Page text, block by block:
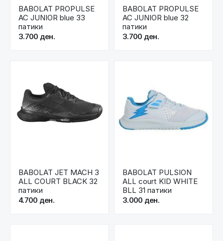
BABOLAT PROPULSE
AC JUNIOR blue 33
патики
3.700 ден.
BABOLAT PROPULSE
AC JUNIOR blue 32
патики
3.700 ден.
BABOLAT JET MACH 3
ALL COURT BLACK 32
патики
4.700 ден.
BABOLAT PULSION
ALL court KID WHITE
BLL 31 патики
3.000 ден.